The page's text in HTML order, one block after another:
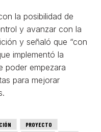
la posibilidad de
y avanzar con la
y señaló que “con
implementó la
poder empezara
para mejorar
PROYECTO